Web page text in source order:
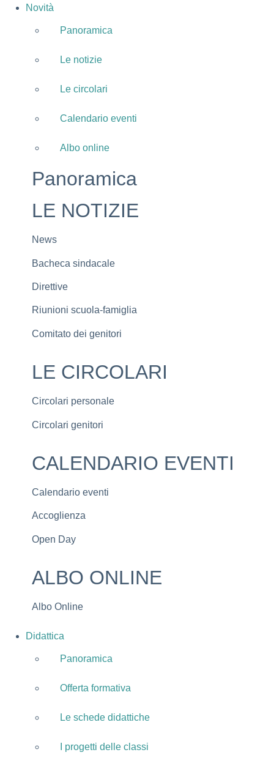
Novità
Panoramica
Le notizie
Le circolari
Calendario eventi
Albo online
Panoramica
LE NOTIZIE
News
Bacheca sindacale
Direttive
Riunioni scuola-famiglia
Comitato dei genitori
LE CIRCOLARI
Circolari personale
Circolari genitori
CALENDARIO EVENTI
Calendario eventi
Accoglienza
Open Day
ALBO ONLINE
Albo Online
Didattica
Panoramica
Offerta formativa
Le schede didattiche
I progetti delle classi